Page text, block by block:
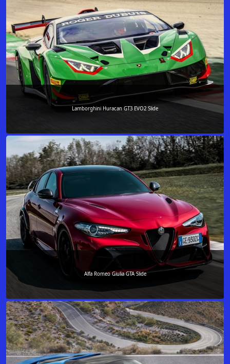
Lamborghini Huracan GT3 EVO2 Slide
Alfa Romeo Giulia GTA Slide